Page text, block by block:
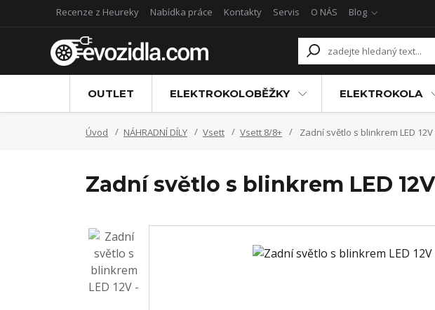
Recenze z Heureky Nabídka práce Kontakty Servis O NÁS Blog
OUTLET ELEKTROKOLOBĚŽKY ELEKTROKOLA
Úvod NÁHRADNÍ DÍLY Vsett Vsett 8/8+ Zadní světlo s blinkrem LED 12V
Zadní světlo s blinkrem LED